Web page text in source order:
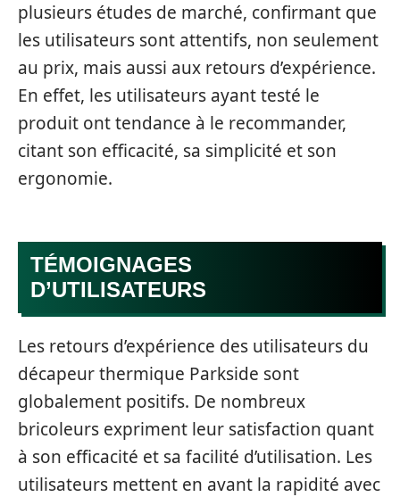
plusieurs études de marché, confirmant que
les utilisateurs sont attentifs, non seulement
au prix, mais aussi aux retours d’expérience.
En effet, les utilisateurs ayant testé le
produit ont tendance à le recommander,
citant son efficacité, sa simplicité et son
ergonomie.
TÉMOIGNAGES
D’UTILISATEURS
Les retours d’expérience des utilisateurs du
décapeur thermique Parkside sont
globalement positifs. De nombreux
bricoleurs expriment leur satisfaction quant
à son efficacité et sa facilité d’utilisation. Les
utilisateurs mettent en avant la rapidité avec